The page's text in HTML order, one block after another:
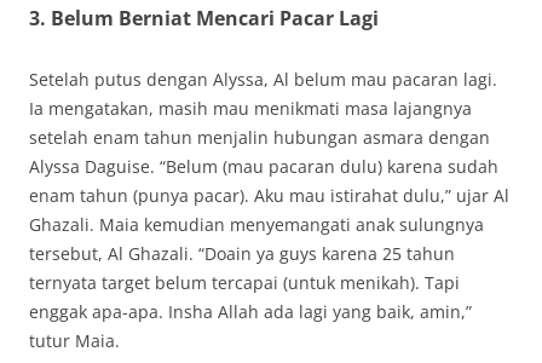
3. Belum Berniat Mencari Pacar Lagi
Setelah putus dengan Alyssa, Al belum mau pacaran lagi.
Ia mengatakan, masih mau menikmati masa lajangnya
setelah enam tahun menjalin hubungan asmara dengan
Alyssa Daguise. “Belum (mau pacaran dulu) karena sudah
enam tahun (punya pacar). Aku mau istirahat dulu,” ujar Al
Ghazali. Maia kemudian menyemangati anak sulungnya
tersebut, Al Ghazali. “Doain ya guys karena 25 tahun
ternyata target belum tercapai (untuk menikah). Tapi
enggak apa-apa. Insha Allah ada lagi yang baik, amin,”
tutur Maia.